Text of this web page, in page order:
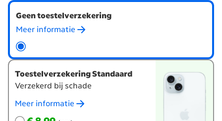
Wil
een
toestelverzekering?
Geen toestelverzekering
Meer informatie
Toestelverzekering Standaard
Verzekerd bij schade
Meer informatie
€ 8,99
per maand